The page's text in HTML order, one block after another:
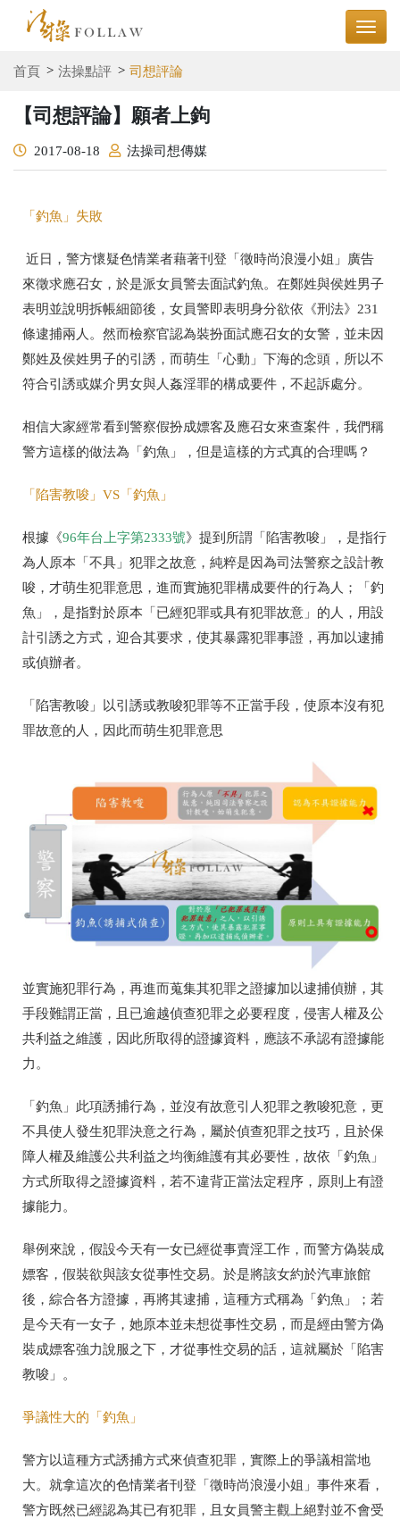
首頁 法操點評 司想評論
【司想評論】願者上鉤
2017-08-18 法操司想傳媒
「釣魚」失敗
近日，警方懷疑色情業者藉著刊登「徵時尚浪漫小姐」廣告
來徵求應召女，於是派女員警去面試釣魚。在鄭姓與侯姓男子
表明並說明拆帳細節後，女員警即表明身分欲依《刑法》231
條逮捕兩人。然而檢察官認為裝扮面試應召女的女警，並未因
鄭姓及侯姓男子的引誘，而萌生「心動」下海的念頭，所以不
符合引誘或媒介男女與人姦淫罪的構成要件，不起訴處分。
相信大家經常看到警察假扮成嫖客及應召女來查案件，我們稱
警方這樣的做法為「釣魚」，但是這樣的方式真的合理嗎？
「陷害教唆」VS「釣魚」
根據《96年台上字第2333號》提到所謂「陷害教唆」，是指行
為人原本「不具」犯罪之故意，純粹是因為司法警察之設計教
唆，才萌生犯罪意思，進而實施犯罪構成要件的行為人；「釣
魚」，是指對於原本「已經犯罪或具有犯罪故意」的人，用設
計引誘之方式，迎合其要求，使其暴露犯罪事證，再加以逮捕
或偵辦者。
「陷害教唆」以引誘或教唆犯罪等不正當手段，使原本沒有犯
罪故意的人，因此而萌生犯罪意思
並實施犯罪行為，再進而蒐集其犯罪之證據加以逮捕偵辦，其
手段難謂正當，且已逾越偵查犯罪之必要程度，侵害人權及公
共利益之維護，因此所取得的證據資料，應該不承認有證據能
力。
「釣魚」此項誘捕行為，並沒有故意引人犯罪之教唆犯意，更
不具使人發生犯罪決意之行為，屬於偵查犯罪之技巧，且於保
障人權及維護公共利益之均衡維護有其必要性，故依「釣魚」
方式所取得之證據資料，若不違背正當法定程序，原則上有證
據能力。
舉例來說，假設今天有一女已經從事賣淫工作，而警方偽裝成
嫖客，假裝欲與該女從事性交易。於是將該女約於汽車旅館
後，綜合各方證據，再將其逮捕，這種方式稱為「釣魚」；若
是今天有一女子，她原本並未想從事性交易，而是經由警方偽
裝成嫖客強力說服之下，才從事性交易的話，這就屬於「陷害
教唆」。
爭議性大的「釣魚」
警方以這種方式誘捕方式來偵查犯罪，實際上的爭議相當地
大。就拿這次的色情業者刊登「徵時尚浪漫小姐」事件來看，
警方既然已經認為其已有犯罪，且女員警主觀上絕對並不會受